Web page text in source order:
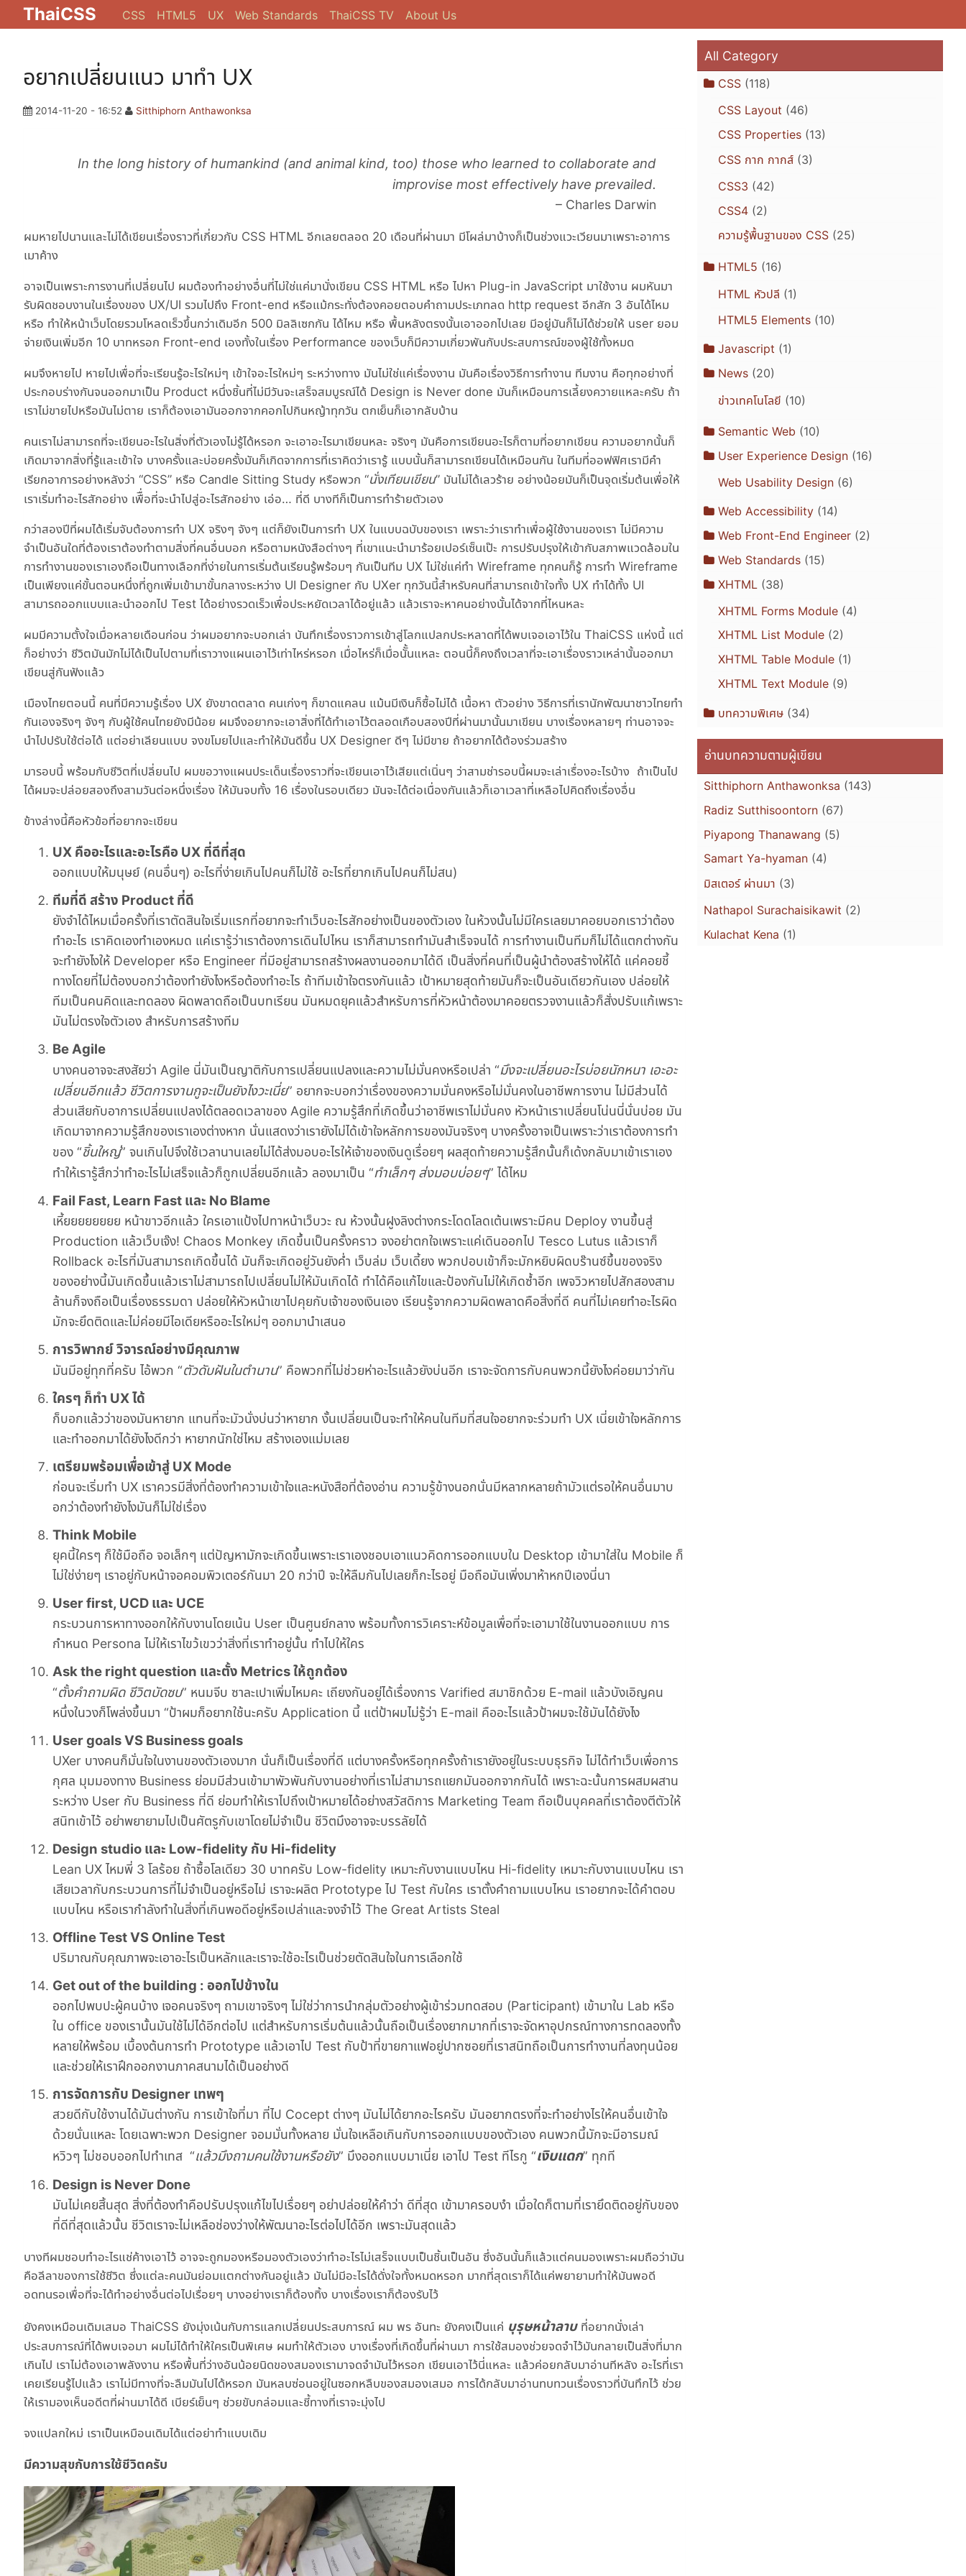
ThaiCSS CSS HTML5 UX Web Standards ThaiCSS TV About Us
อยากเปลี่ยนแนว มาทำ UX
2014-11-20 - 16:52 Sitthiphorn Anthawonksa
In the long history of humankind (and animal kind, too) those who learned to collaborate and
improvise most effectively have prevailed.
– Charles Darwin
ผมหายไปนานและไม่ได้เขียนเรื่องราวที่เกี่ยวกับ CSS HTML อีกเลยตลอด 20 เดือนที่ผ่านมา มีโผล่มาบ้างก็เป็นช่วงแวะเวียนมาเพราะอาการ
เมาค้าง
อาจเป็นเพราะการงานที่เปลี่ยนไป ผมต้องทำอย่างอื่นที่ไม่ใช่แค่มานั่งเขียน CSS HTML หรือ ไปหา Plug-in JavaScript มาใช้งาน ผมหันมา
รับผิดชอบงานในเรื่องของ UX/UI รวมไปถึง Front-end หรือแม้กระทั่งต้องคอยตอบคำถามประเภทลด http request อีกสัก 3 อันได้ไหม
หรือ ทำให้หน้าเว็บโดยรวมโหลดเร็วขึ้นกว่าเดิมอีก 500 มิลลิเซกกัน ได้ไหม หรือ พื้นหลังตรงนั้นเอาออกไปเลย มีอยู่มันก็ไม่ได้ช่วยให้ user ยอม
จ่ายเงินเพิ่มอีก 10 บาทหรอก Front-end เองทั้งในเรื่อง Performance ของเว็บก็มีความเกี่ยวพันกับประสบการณ์ของผู้ใช้ทั้งหมด
ผมจึงหายไป หายไปเพื่อที่จะเรียนรู้อะไรใหม่ๆ เข้าใจอะไรใหม่ๆ ระหว่างทาง มันไม่ใช่แค่เรื่องงาน มันคือเรื่องวิธีการทำงาน ทีมงาน คือทุกอย่างที่
ประกอบร่างกันจนออกมาเป็น Product หนึ่งชิ้นที่ไม่มีวันจะเสร็จสมบูรณ์ได้ Design is Never done มันก็เหมือนการเลี้ยงควายแหละครับ ถ้า
เราไม่ขายไปหรือมันไม่ตาย เราก็ต้องเอามันออกจากคอกไปกินหญ้าทุกวัน ตกเย็นก็เอากลับบ้าน
คนเราไม่สามารถที่จะเขียนอะไรในสิ่งที่ตัวเองไม่รู้ได้หรอก จะเอาอะไรมาเขียนหละ จริงๆ มันคือการเขียนอะไรก็ตามที่อยากเขียน ความอยากนั้นก็
เกิดมาจากสิ่งที่รู้และเข้าใจ บางครั้งและบ่อยครั้งมันก็เกิดจากการที่เราคิดว่าเรารู้ แบบนั้นก็สามารถเขียนได้เหมือนกัน ในทีมที่ออฟฟิศเรามีคำ
เรียกอาการอย่างหลังว่า “CSS” หรือ Candle Sitting Study หรือพวก “นั่งเทียนเขียน” มันไม่ได้เลวร้าย อย่างน้อยมันก็เป็นจุดเริ่มต้นเพื่อให้
เราเริ่มทำอะไรสักอย่าง เพืื่อที่จะนำไปสู่อะไรสักอย่าง เอ่อ… ที่ดี บางทีก็เป็นการทำร้ายตัวเอง
กว่าสองปีที่ผมได้เริ่มจับต้องการทำ UX จริงๆ จังๆ แต่ก็ยังเป็นการทำ UX ในแบบฉบับของเรา เพราะว่าเราทำเพื่อผู้ใช้งานของเรา ไม่มีความ
จำเป็นอันใดที่ต้องเราต้องทำตามสิ่งที่คนอื่นบอก หรือตามหนังสือต่างๆ ที่เขาแนะนำมาร้อยเปอร์เซ็นเป๊ะ การปรับปรุงให้เข้ากับสภาพแวดล้อมใน
การทำงานของเราเองถือเป็นทางเลือกที่ง่ายในการเริ่มต้นเรียนรู้พร้อมๆ กันเป็นทีม UX ไม่ใช่แค่ทำ Wireframe ทุกคนก็รู้ การทำ Wireframe
เป็นเพียงแค่ขั้นตอนหนึ่งที่ถูกเพิ่มเข้ามาขั้นกลางระหว่าง UI Designer กับ UXer ทุกวันนี้สำหรับคนที่สามารถเข้าใจทั้ง UX ทำได้ทั้ง UI
สามารถออกแบบและนำออกไป Test ได้อย่างรวดเร็วเพื่อประหยัดเวลาได้อยู่แล้ว แล้วเราจะหาคนอย่างนั้นได้จากที่ไหนหละ
ผมมีความตั้งใจเมื่อหลายเดือนก่อน ว่าผมอยากจะบอกเล่า บันทึกเรื่องราวการเข้าสู่โลกแปลกประหลาดที่ได้พบเจอเอาไว้ใน ThaiCSS แห่งนี้ แต่
ก็อย่างว่า ชีวิตมันมักไม่ได้เป็นไปตามที่เราวางแผนเอาไว้เท่าไหร่หรอก เมื่อไหร่ก็เมื่อนัั้นแหละ ตอนนี้ก็คงถึงเวลาที่จะเอาเรื่องราวเหล่านั้นออกมา
เขียนสู่กันฟังแล้ว
เมืองไทยตอนนี้ คนที่มีความรู้เรื่อง UX ยังขาดตลาด คนเก่งๆ ก็ขาดแคลน แม้นมีเงินก็ซื้อไม่ได้ เนื้อหา ตัวอย่าง วิธีการที่เรานักพัฒนาชาวไทยทำ
กันเองจริงๆ จังๆ กับผู้ใช้คนไทยยังมีน้อย ผมจึงอยากจะเอาสิ่งที่ได้ทำเอาไว้ตลอดเกือบสองปีที่ผ่านมานั้นมาเขียน บางเรื่องหลายๆ ท่านอาจจะ
นำไปปรับใช้ต่อได้ แต่อย่าเลียนแบบ จงขโมยไปและทำให้มันดีขึ้น UX Designer ดีๆ ไม่มีขาย ถ้าอยากได้ต้องร่วมสร้าง
มารอบนี้ พร้อมกับชีวิตที่เปลี่ยนไป ผมขอวางแผนประเด็นเรื่องราวที่จะเขียนเอาไว้เสียแต่เนิ่นๆ ว่าสามช่ารอบนี้ผมจะเล่าเรื่องอะไรบ้าง ถ้าเป็นไป
ได้ผมจะปล่อยสองถึงสามวันต่อหนึ่งเรื่อง ให้มันจบทั้ง 16 เรื่องในรอบเดียว มันจะได้ต่อเนื่องกันแล้วก็เอาเวลาที่เหลือไปคิดถึงเรื่องอื่น
ข้างล่างนี้คือหัวข้อที่อยากจะเขียน
UX คืออะไรและอะไรคือ UX ที่ดีที่สุด
ออกแบบให้มนุษย์ (คนอื่นๆ) อะไรที่ง่ายเกินไปคนก็ไม่ใช้ อะไรที่ยากเกินไปคนก็ไม่สน)
ทีมที่ดี สร้าง Product ที่ดี
ยังจำได้ไหมเมื่อครั้งที่เราตัดสินใจเริ่มแรกที่อยากจะทำเว็บอะไรสักอย่างเป็นของตัวเอง ในห้วงนั้นไม่มีใครเลยมาคอยบอกเราว่าต้อง
ทำอะไร เราคิดเองทำเองหมด แค่เรารู้ว่าเราต้องการเดินไปไหน เราก็สามารถทำมันสำเร็จจนได้ การทำงานเป็นทีมก็ไม่ได้แตกต่างกัน
จะทำยังไงให้ Developer หรือ Engineer ที่มีอยู่สามารถสร้างผลงานออกมาได้ดี เป็นสิ่งที่คนที่เป็นผู้นำต้องสร้างให้ได้ แค่คอยชี้
ทางโดยที่ไม่ต้องบอกว่าต้องทำยังไงหรือต้องทำอะไร ถ้าทีมเข้าใจตรงกันแล้ว เป้าหมายสุดท้ายมันก็จะเป็นอันเดียวกันเอง ปล่อยให้
ทีมเป็นคนคิดและทดลอง ผิดพลาดถือเป็นบทเรียน มันหมดยุคแล้วสำหรับการที่หัวหน้าต้องมาคอยตรวจงานแล้วก็สั่งปรับแก้เพราะ
มันไม่ตรงใจตัวเอง สำหรับการสร้างทีม
Be Agile
บางคนอาจจะสงสัยว่า Agile นี่มันเป็นญาติกับการเปลี่ยนแปลงและความไม่มั่นคงหรือเปล่า “มึงจะเปลี่ยนอะไรบ่อยนักหนา เอะอะ
เปลี่ยนอีกแล้ว ชีวิตการงานกูจะเป็นยังไงวะเนี่ย” อยากจะบอกว่าเรื่องของความมั่นคงหรือไม่มั่นคงในอาชีพการงาน ไม่มีส่วนได้
ส่วนเสียกับอาการเปลี่ยนแปลงได้ตลอดเวลาของ Agile ความรู้สึกที่เกิดขึ้นว่าอาชีพเราไม่มั่นคง หัวหน้าเราเปลี่ยนโน่นนี่นั่นบ่อย มัน
เกิดมาจากความรู้สึกของเราเองต่างหาก นั่นแสดงว่าเรายังไม่ได้เข้าใจหลักการของมันจริงๆ บางครั้งอาจเป็นเพราะว่าเราต้องการทำ
ของ “ชิ้นใหญ่” จนเกินไปจึงใช้เวลานานเลยไม่ได้ส่งมอบอะไรให้เจ้าของเงินดูเรื่อยๆ ผลสุดท้ายความรู้สึกนั้นก็เด้งกลับมาเข้าเราเอง
ทำให้เรารู้สึกว่าทำอะไรไม่เสร็จแล้วก็ถูกเปลี่ยนอีกแล้ว ลองมาเป็น “ทำเล็กๆ ส่งมอบบ่อยๆ” ได้ไหม
Fail Fast, Learn Fast และ No Blame
เหี้ยยยยยยยย หน้าขาวอีกแล้ว ใครเอาแป้งไปทาหน้าเว็บวะ ณ ห้วงนั้นฝูงลิงต่างกระโดดโลดเต้นเพราะมีคน Deploy งานขึ้นสู่
Production แล้วเว็บเจ๊ง! Chaos Monkey เกิดขึ้นเป็นครั้งคราว จงอย่าตกใจเพราะแค่เดินออกไป Tesco Lutus แล้วเราก็​
Rollback อะไรที่มันสามารถเกิดขึ้นได้ มันก็จะเกิดอยู่วันยังค่ำ เว็บล่ม เว็บเดี้ยง พวกปอบเข้าก็จะมักหยิบผิดบร๊านซ์ขึ้นของจริง
ของอย่างนี้มันเกิดขึ้นแล้วเราไม่สามารถไปเปลี่ยนไม่ให้มันเกิดได้ ทำได้คือแก้ไขและป้องกันไม่ให้เกิดซ้ำอีก เพจวิวหายไปสักสองสาม
ล้านก็จงถือเป็นเรื่องธรรมดา ปล่อยให้หัวหน้าเขาไปคุยกับเจ้าของเงินเอง เรียนรู้จากความผิดพลาดคือสิ่งที่ดี คนที่ไม่เคยทำอะไรผิด
มักจะยึดติดและไม่ค่อยมีไอเดียหรืออะไรใหม่ๆ ออกมานำเสนอ
การวิพากย์ วิจารณ์อย่างมีคุณภาพ
มันมีอยู่ทุกที่ครับ ไอ้พวก “ตัวดับฝันในตำนาน” คือพวกที่ไม่ช่วยห่าอะไรแล้วยังบ่นอีก เราจะจัดการกับคนพวกนี้ยังไงค่อยมาว่ากัน
ใครๆ ก็ทำ UX ได้
ก็บอกแล้วว่าของมันหายาก แทนที่จะมัวนั่งบ่นว่าหายาก งั้นเปลี่ยนเป็นจะทำให้คนในทีมที่สนใจอยากจะร่วมทำ UX เนี่ยเข้าใจหลักการ
และทำออกมาได้ยังไงดีกว่า หายากนักใช่ไหม สร้างเองแม่มเลย
เตรียมพร้อมเพื่อเข้าสู่ UX Mode
ก่อนจะเริ่มทำ UX เราควรมีสิ่งที่ต้องทำความเข้าใจและหนังสือที่ต้องอ่าน ความรู้ข้างนอกนั่นมีหลากหลายถ้ามัวแต่รอให้คนอื่นมาบ
อกว่าต้องทำยังไงมันก็ไม่ใช่เรื่อง
Think Mobile
ยุคนี้ใครๆ ก็ใช้มือถือ จอเล็กๆ แต่ปัญหามักจะเกิดขึ้นเพราะเราเองชอบเอาแนวคิดการออกแบบใน Desktop เข้ามาใส่ใน Mobile ก็
ไม่ใช่ง่ายๆ เราอยู่กับหน้าจอคอมพิวเตอร์กันมา 20 กว่าปี จะให้ลืมกันไปเลยก็กะไรอยู่ มือถือมันเพิ่งมาห้าหกปีเองนี่นา
User first, UCD และ UCE
กระบวนการหาทางออกให้กับงานโดยเน้น User เป็นศูนย์กลาง พร้อมทั้งการวิเคราะห์ข้อมูลเพื่อที่จะเอามาใช้ในงานออกแบบ การ
กำหนด Persona ไม่ให้เราไขว้เขวว่าสิ่งที่เราทำอยู่นั้น ทำไปให้ใคร
Ask the right question และตั้ง Metrics ให้ถูกต้อง
“ตั้งคำถามผิด ชีวิตบัดซบ” หนมจีบ ซาละเปาเพิ่มไหมคะ เถียงกันอยู่ได้เรื่องการ Varified สมาชิกด้วย E-mail แล้วบังเอิญคน
หนึ่งในวงก็โพล่งขึ้นมา “ป้าผมก็อยากใช้นะครับ Application นี้ แต่ป้าผมไม่รู้ว่า E-mail คืออะไรแล้วป้าผมจะใช้มันได้ยังไง
User goals VS Business goals
UXer บางคนก็มั่นใจในงานของตัวเองมาก นั่นก็เป็นเรื่องที่ดี แต่บางครั้งหรือทุกครั้งถ้าเรายังอยู่ในระบบธุรกิจ ไม่ได้ทำเว็บเพื่อการ
กุศล มุมมองทาง Business ย่อมมีส่วนเข้ามาพัวพันกับงานอย่างที่เราไม่สามารถแยกมันออกจากกันได้ เพราะฉะนั้นการผสมผสาน
ระหว่าง User กับ Business ที่ดี ย่อมทำให้เราไปถึงเป้าหมายได้อย่างสวัสดิการ Marketing Team ถือเป็นบุคคลที่เราต้องตีตัวให้
สนิทเข้าไว้ อย่าพยายามไปเป็นศัตรูกับเขาโดยไม่จำเป็น ชีวิตมึงอาจจะบรรลัยได้
Design studio และ Low-fidelity กับ Hi-fidelity
Lean UX ไหมพี่ 3 โลร้อย ถ้าซื้อโลเดียว 30 บาทครับ Low-fidelity เหมาะกับงานแบบไหน Hi-fidelity เหมาะกับงานแบบไหน เรา
เสียเวลากับกระบวนการที่ไม่จำเป็นอยู่หรือไม่ เราจะผลิต Prototype ไป Test กับใคร เราตั้งคำถามแบบไหน เราอยากจะได้คำตอบ
แบบไหน หรือเรากำลังทำในสิ่งที่เกินพอดีอยู่หรือเปล่าและจงจำไว้ The Great Artists Steal
Offline Test VS Online Test
ปริมาณกับคุณภาพจะเอาอะไรเป็นหลักและเราจะใช้อะไรเป็นช่วยตัดสินใจในการเลือกใช้
Get out of the building : ออกไปข้างใน
ออกไปพบปะผู้คนบ้าง เจอคนจริงๆ ถามเขาจริงๆ ไม่ใช่ว่าการนำกลุ่มตัวอย่างผู้เข้าร่วมทดสอบ (Participant) เข้ามาใน Lab หรือ
ใน office ของเรานั้นมันใช้ไม่ได้อีกต่อไป แต่สำหรับการเริ่มต้นแล้วนั้นถือเป็นเรื่องยากมากที่เราจะจัดหาอุปกรณ์ทางการทดลองทั้ง
หลายให้พร้อม เบื้องต้นการทำ Prototype แล้วเอาไป Test กับป้าที่ขายกาแฟอยู่ปากซอยที่เราสนิทถือเป็นการทำงานที่ลงทุนน้อย
และช่วยให้เราฝึกออกงานภาคสนามได้เป็นอย่างดี
การจัดการกับ Designer เทพๆ
สวยดีกับใช้งานได้มันต่างกัน การเข้าใจที่มา ที่ไป Cocept ต่างๆ มันไม่ได้ยากอะไรครับ มันอยากตรงที่จะทำอย่างไรให้คนอื่นเข้าใจ
ด้วยนั่นแหละ โดยเฉพาะพวก Designer จอมมั่นทั้งหลาย มั่นใจเหลือเกินกับการออกแบบของตัวเอง คนพวกนี้มักจะมีอารมณ์
หวิวๆ ไม่ชอบออกไปทำเทส “แล้วมึงถามคนใช้งานหรือยัง” มึงออกแบบมาเนี่ย เอาไป Test ทีไรกู “เงิบแดก” ทุกที
Design is Never Done
มันไม่เคยสิ้นสุด สิ่งที่ต้องทำคือปรับปรุงแก้ไขไปเรื่อยๆ อย่าปล่อยให้คำว่า ดีที่สุด เข้ามาครอบงำ เมื่อใดก็ตามที่เรายึดติดอยู่กับของ
ที่ดีที่สุดแล้วนั้น ชีวิตเราจะไม่เหลือช่องว่างให้พัฒนาอะไรต่อไปได้อีก เพราะมันสุดแล้ว
บางทีผมชอบทำอะไรแช่ค้างเอาไว้ อาจจะถูกมองหรือมองตัวเองว่าทำอะไรไม่เสร็จแบบเป็นชิ้นเป็นอัน ซึ่งอันนั้นก็แล้วแต่คนมองเพราะผมถือว่ามัน
คือลีลาของการใช้ชีวิต ซึ่งแต่ละคนมันย่อมแตกต่างกันอยู่แล้ว มันไม่มีอะไรได้ดั่งใจทั้งหมดหรอก มากที่สุดเราก็ได้แค่พยายามทำให้มันพอดี
อดทนรอเพื่อที่จะได้ทำอย่างอื่นต่อไปเรื่อยๆ บางอย่างเราก็ต้องทิ้ง บางเรื่องเราก็ต้องรับไว้
ยังคงเหมือนเดิมเสมอ ThaiCSS ยังมุ่งเน้นกับการแลกเปลี่ยนประสบการณ์ ผม พร อันทะ ยังคงเป็นแค่ บุรุษหน้าลาบที่อยากนั่งเล่า
ประสบการณ์ที่ได้พบเจอมา ผมไม่ได้ทำให้ใครเป็นพิเศษ ผมทำให้ตัวเอง บางเรื่องที่เกิดขึ้นที่ผ่านมา การใช้สมองช่วยจดจำไว้มันกลายเป็นสิ่งที่มาก
เกินไป เราไม่ต้องเอาพลังงาน หรือพื้นที่ว่างอันน้อยนิดของสมองเรามาจดจำมันไว้หรอก เขียนเอาไว้นี่แหละ แล้วค่อยกลับมาอ่านทีหลัง อะไรที่เรา
เคยเรียนรู้ไปแล้ว เราไม่มีทางที่จะลืมมันไปได้หรอก มันหลบซ่อนอยู่ในซอกหลืบของสมองเสมอ การได้กลับมาอ่านทบทวนเรื่องราวที่บันทึกไว้ ช่วย
ให้เรามองเห็นอดีตที่ผ่านมาได้ดี เบียร์เย็นๆ ช่วยขับกล่อมและชี้ทางที่เราจะมุ่งไป
จงแปลกใหม่ เราเป็นเหมือนเดิมได้แต่อย่าทำแบบเดิม
มีความสุขกับการใช้ชีวิตครับ
All Category
CSS (118)
CSS Layout (46)
CSS Properties(13)
CSS กาก กากส์(3)
CSS3 (42)
CSS4(2)
ความรู้พื้นฐานของ CSS(25)
HTML5 (16)
HTML หัวปลี (1)
HTML5 Elements(10)
Javascript (1)
News (20)
ข่าวเทคโนโลยี (10)
Semantic Web (10)
User Experience Design (16)
Web Usability Design(6)
Web Accessibility (14)
Web Front-End Engineer (2)
Web Standards (15)
XHTML (38)
XHTML Forms Module(4)
XHTML List Module(2)
XHTML Table Module(1)
XHTML Text Module(9)
บทความพิเศษ (34)
อ่านบทความตามผู้เขียน
Sitthiphorn Anthawonksa (143)
Radiz Sutthisoontorn (67)
Piyapong Thanawang (5)
Samart Ya-hyaman (4)
มิสเตอร์ ผ่านมา (3)
Nathapol Surachaisikawit (2)
Kulachat Kena (1)